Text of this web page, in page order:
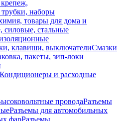
наборы
товары для дома и
силовые, стальные
клавиши, выключателиСмазки
пакеты, зип-локи
Кондиционеры и расходные
проводаРазъемы
Разъемы для автомобильных
фарРазъемы